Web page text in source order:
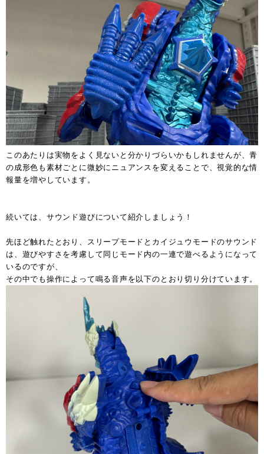
このあたりは実物をよく見ないと分かりづらいかもしれませんが、青
の成形色も素材ごとに微妙にニュアンスを変えることで、視覚的な情
報量を増やしています。
続いては、サウンド遊びについて紹介しましょう！
先ほど触れたとおり、スリープモードとカイジュウモードのサウンド
は、遊びやすさを考慮して同じモード内の一連で遊べるようになって
いるのですが、
その中でも操作によって鳴る音声を以下のとおり切り分けています。